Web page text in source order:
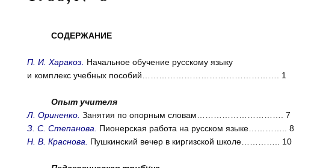
СОДЕРЖАНИЕ
П. И. Харакоз.
Начальное обучение русскому языку
и комплекс учебных пособий…………………………………………. 1
Опыт учителя
Л. Ориненко. Занятия по опорным словам…………………………. 7
З. С. Степанова.
Пионерская работа на русском языке………….. 8
Н. В. Краснова.
Пушкинский вечер в киргизской школе………….. 10